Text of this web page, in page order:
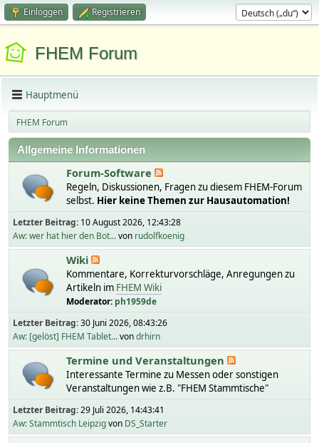
Einloggen Registrieren
FHEM Forum
Hauptmenü
FHEM Forum
Allgemeine Informationen
Forum-Software
Regeln, Diskussionen, Fragen zu diesem FHEM-Forum
selbst. Hier keine Themen zur Hausautomation!
Letzter Beitrag: 10 August 2026, 12:43:28
Aw: wer hat hier den Bot...von rudolfkoenig
Wiki
Kommentare, Korrekturvorschläge, Anregungen zu
Artikeln im FHEM Wiki
Moderator: ph1959de
Letzter Beitrag:30 Juni 2026, 08:43:26
Aw: [gelöst] FHEM Tablet...vondrhirn
Termine und Veranstaltungen
Interessante Termine zu Messen oder sonstigen
Veranstaltungen wie z.B. "FHEM Stammtische"
Letzter Beitrag:29 Juli 2026, 14:43:41
Aw: Stammtisch Leipzigvon DS_Starter